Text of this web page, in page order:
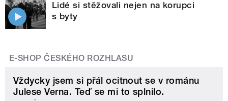
Lidé si stěžovali nejen na korupci
s byty
E-SHOP ČESKÉHO ROZHLASU
Vždycky jsem si přál ocitnout se v románu
Julese Verna. Teď se mi to splnilo.